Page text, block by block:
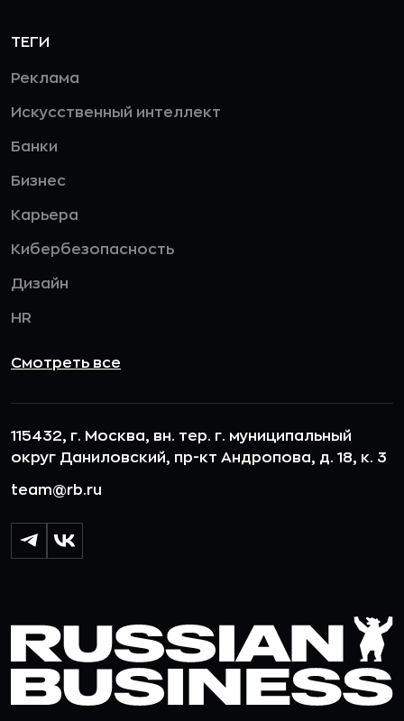
ТЕГИ
Реклама
Искусственный интеллект
Банки
Бизнес
Карьера
Кибербезопасность
Дизайн
HR
Смотреть все
115432, г. Москва, вн. тер. г. муниципальный
округ Даниловский, пр-кт Андропова, д. 18, к. 3
team@rb.ru